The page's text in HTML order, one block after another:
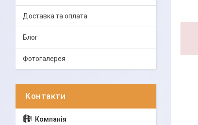
Доставка та оплата
Блог
Фотогалерея